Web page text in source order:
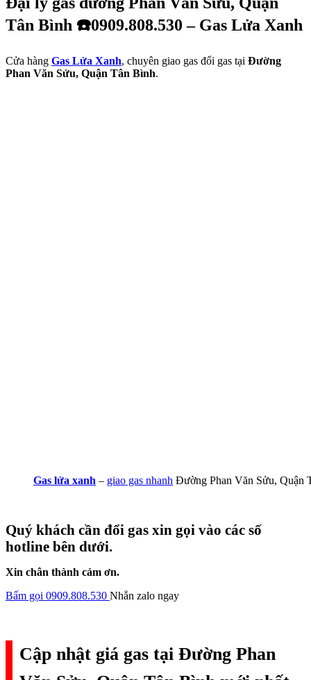
Tân Bình ☎️0909.808.530 – Gas Lửa Xanh
Cửa hàng Gas Lửa Xanh, chuyên giao gas đổi gas tại Đường
Phan Văn Sửu, Quận Tân Bình.
Gas lửa xanh – giao gas nhanh Đường Phan Văn Sửu, Quận
Quý khách cần đổi gas xin gọi vào các số
hotline bên dưới.
Xin chân thành cảm ơn.
Bấm gọi 0909.808.530 Nhắn zalo ngay
Cập nhật giá gas tại Đường Phan